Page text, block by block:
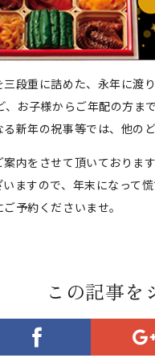
段重に詰めた、永年に渡
お子様からご年配の方ま
新年の祝事等では、他の
内をさせて頂いておりま
ますので、年末になって
予約くださいませ。
この記事を